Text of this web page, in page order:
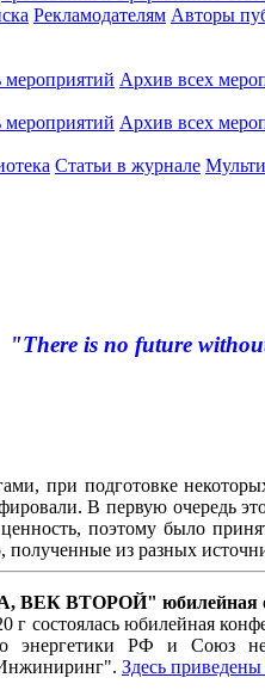
Рекламодателям Авторы
мероприятий Архив всех
мероприятий Архив всех
Статьи в журнале
"There is no future
при подготовке
В первую очередь
ценность, поэтому было
полученные из разных
ВТОРОЙ" юбилейная
г состоялась юбилейная
энергетики РФ и Союз
Здесь